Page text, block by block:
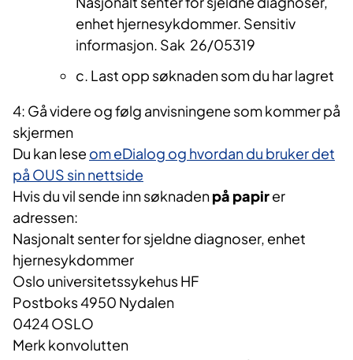
enhet hjernesykdommer. Sensitiv
informasjon. Sak 26/05319
c. Last opp søknaden som du har lagret
4: Gå videre og følg anvisningene som kommer på
skjermen
Du kan lese om eDialog og hvordan du bruker det
på OUS sin nettside
Hvis du vil sende inn søknadenpå papirer
adressen:
Nasjonalt senter for sjeldne diagnoser, enhet
hjernesykdommer
Oslo universitetssykehus HF
Postboks 4950 Nydalen
0424 OSLO
Merk konvolutten